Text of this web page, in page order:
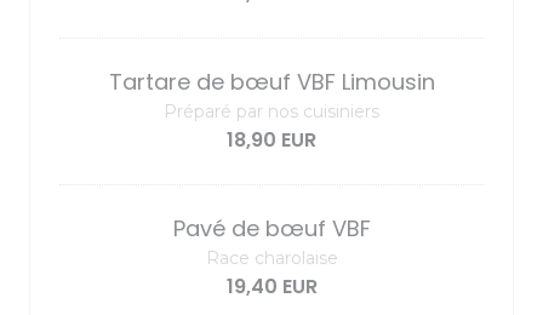
Tartare de bœuf VBF Limousin
Préparé par nos cuisiniers
18,90 EUR
Pavé de bœuf VBF
Race charolaise
19,40 EUR